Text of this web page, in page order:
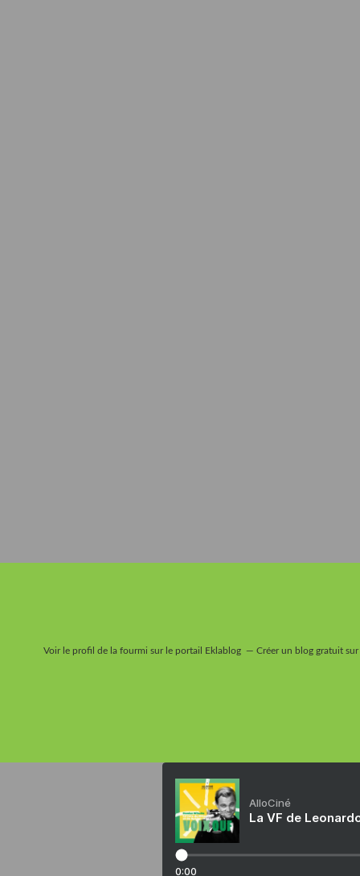
Voir le profil de la fourmi sur le portail Eklablog Créer un blog gratuit
AlloCiné
La VF de
0:00